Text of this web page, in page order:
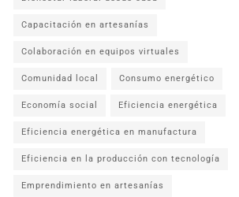
Capacitación en artesanías
Colaboración en equipos virtuales
Comunidad local Consumo energético
Economía social Eficiencia energética
Eficiencia energética en manufactura
Eficiencia en la producción con tecnología
Emprendimiento en artesanías